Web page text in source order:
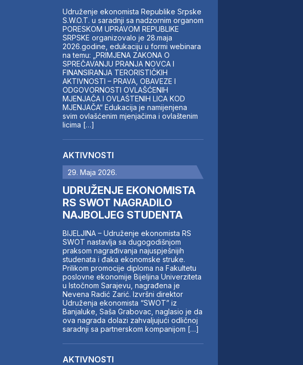
Udruženje ekonomista Republike Srpske
S.W.O.T. u saradnji sa nadzornim organom
PORESKOM UPRAVOM REPUBLIKE
SRPSKE organizovalo je 28.maja
2026.godine, edukaciju u formi webinara
na temu: „PRIMJENA ZAKONA O
SPREČAVANJU PRANJA NOVCA I
FINANSIRANJA TERORISTIČKIH
AKTIVNOSTI – PRAVA, OBAVEZE I
ODGOVORNOSTI OVLAŠĆENIH
MJENJAČA I OVLAŠTENIH LICA KOD
MJENJAČA“ Edukacija je namijenjena
svim ovlašćenim mjenjačima i ovlaštenim
licima […]
AKTIVNOSTI
29. Maja 2026.
UDRUŽENJE EKONOMISTA
RS SWOT NAGRADILO
NAJBOLJEG STUDENTA
BIJELJINA – Udruženje ekonomista RS
SWOT nastavlja sa dugogodišnjom
praksom nagrađivanja najuspješnijih
studenata i đaka ekonomske struke.
Prilikom promocije diploma na Fakultetu
poslovne ekonomije Bijeljina Univerziteta
u Istočnom Sarajevu, nagrađena je
Nevena Radić Zarić. Izvršni direktor
Udruženja ekonomista “SWOT” iz
Banjaluke, Saša Grabovac, naglasio je da
ova nagrada dolazi zahvaljujući odličnoj
saradnji sa partnerskom kompanijom […]
AKTIVNOSTI